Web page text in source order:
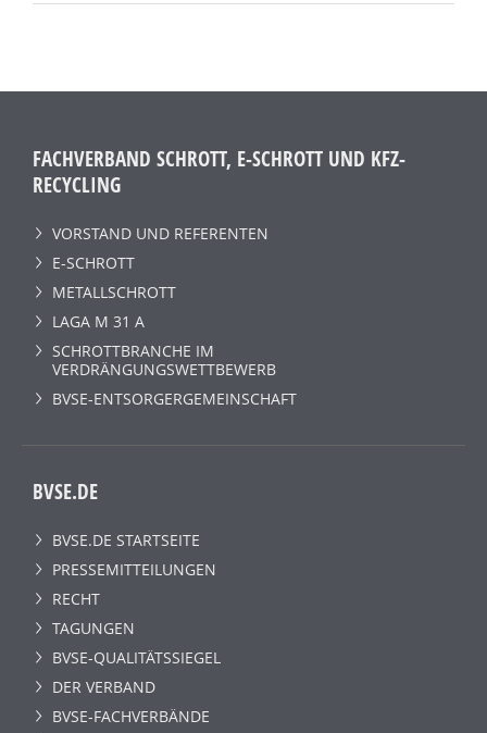
FACHVERBAND SCHROTT, E-SCHROTT UND KFZ-
RECYCLING
VORSTAND UND REFERENTEN
E-SCHROTT
METALLSCHROTT
LAGA M 31 A
SCHROTTBRANCHE IM
VERDRÄNGUNGSWETTBEWERB
BVSE-ENTSORGERGEMEINSCHAFT
BVSE.DE
BVSE.DE STARTSEITE
PRESSEMITTEILUNGEN
RECHT
TAGUNGEN
BVSE-QUALITÄTSSIEGEL
DER VERBAND
BVSE-FACHVERBÄNDE